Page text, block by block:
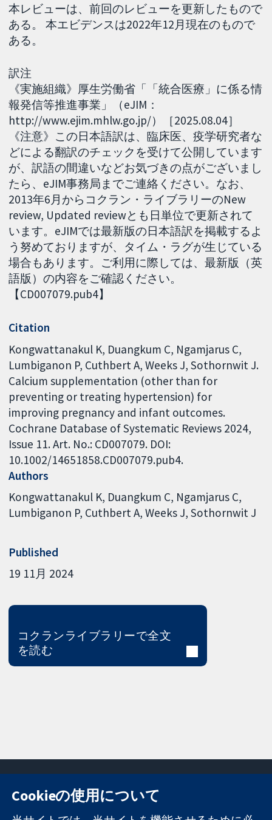
本レビューは、前回のレビューを更新したもので
ある。 本エビデンスは2022年12月現在のもので
ある。
訳注
《実施組織》厚生労働省「「統合医療」に係る情
報発信等推進事業」（eJIM：
http://www.ejim.mhlw.go.jp/）［2025.08.04］
《注意》この日本語訳は、臨床医、疫学研究者な
どによる翻訳のチェックを受けて公開しています
が、訳語の間違いなどお気づきの点がございまし
たら、eJIM事務局までご連絡ください。なお、
2013年6月からコクラン・ライブラリーのNew
review, Updated reviewとも日単位で更新されて
います。eJIMでは最新版の日本語訳を掲載するよ
う努めておりますが、タイム・ラグが生じている
場合もあります。ご利用に際しては、最新版（英
語版）の内容をご確認ください。
【CD007079.pub4】
Citation
Kongwattanakul K, Duangkum C, Ngamjarus C,
Lumbiganon P, Cuthbert A, Weeks J, Sothornwit J.
Calcium supplementation (other than for
preventing or treating hypertension) for
improving pregnancy and infant outcomes.
Cochrane Database of Systematic Reviews 2024,
Issue 11. Art. No.: CD007079. DOI:
10.1002/14651858.CD007079.pub4.
Authors
Kongwattanakul K Duangkum C Ngamjarus C
Lumbiganon P Cuthbert A Weeks J Sothornwit J
Published
19 11月 2024
コクランライブラリーで全文
を読む
11-13 Cavendish
お問い合わせ
Cookieの使用について